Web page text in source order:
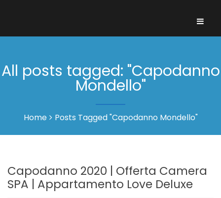
All posts tagged: "Capodanno
Mondello"
Home Posts Tagged "Capodanno Mondello"
Capodanno 2020 | Offerta Camera
SPA | Appartamento Love Deluxe